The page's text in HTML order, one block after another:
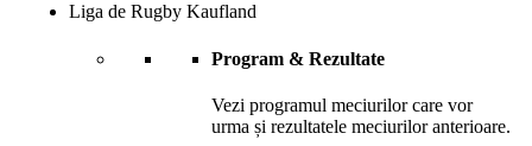
Liga de Rugby Kaufland
Program & Rezultate
Vezi programul meciurilor care vor
urma și rezultatele meciurilor anterioare.